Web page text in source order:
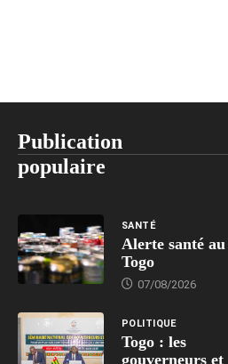
Publication
populaire
SANTÉ
Alerte santé au
Togo
07/08/2026
POLITIQUE
Togo : les
gouverneurs et